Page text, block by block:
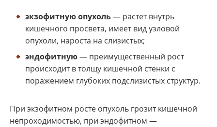
экзофитную опухоль— растет внутрь
кишечного просвета, имеет вид узловой
опухоли, нароста на слизистых;
эндофитную— преимущественный рост
происходит в толщу кишечной стенки с
поражением глубоких подслизистых структур.
При экзофитном росте опухоль грозит кишечной
непроходимостью, при эндофитном —